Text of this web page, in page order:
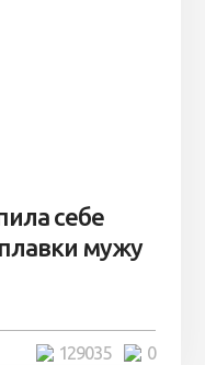
себе
мужу
0
129035